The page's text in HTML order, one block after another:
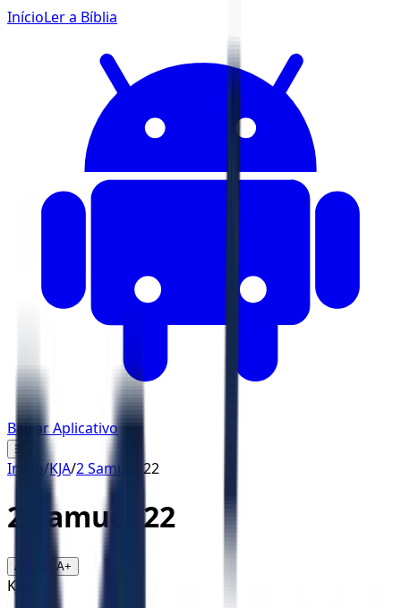
InícioLer a Bíblia
Baixar Aplicativo
☰
Início/KJA/2 Samuel 22
2 Samuel 22
A- A+
KJA